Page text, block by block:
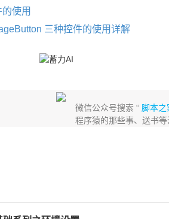
使用
三种控件的使用详解
微信公众号搜索 “脚本之
程序猿的那些事、送书